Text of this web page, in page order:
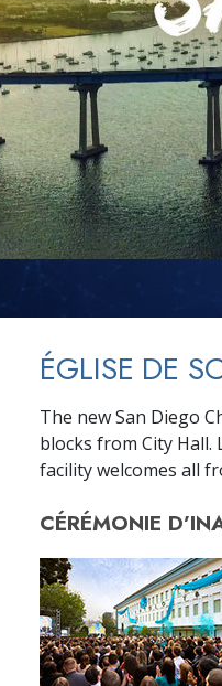
Qu’est-ce que la grandeur ?
ÉGLISE DE
The new San Diego
blocks from City
facility welcomes all
CÉRÉMONIE D’